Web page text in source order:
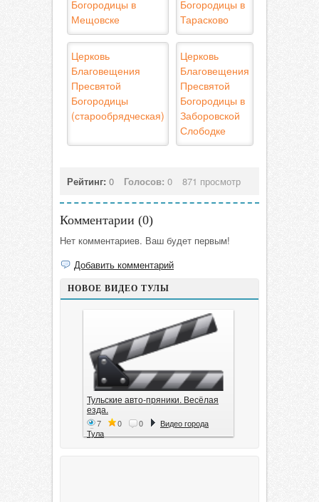
Богородицы в
Мещовске
Богородицы в
Тарасково
Церковь
Благовещения
Пресвятой
Богородицы
(старообрядческая)
Церковь
Благовещения
Пресвятой
Богородицы в
Заборовской
Слободке
Рейтинг: 0 Голосов: 0 871 просмотр
Комментарии (0)
Нет комментариев. Ваш будет первым!
Добавить комментарий
НОВОЕ ВИДЕО ТУЛЫ
Тульские авто-пряники. Весёлая
езда.
7 0 0
Видео города
Тула